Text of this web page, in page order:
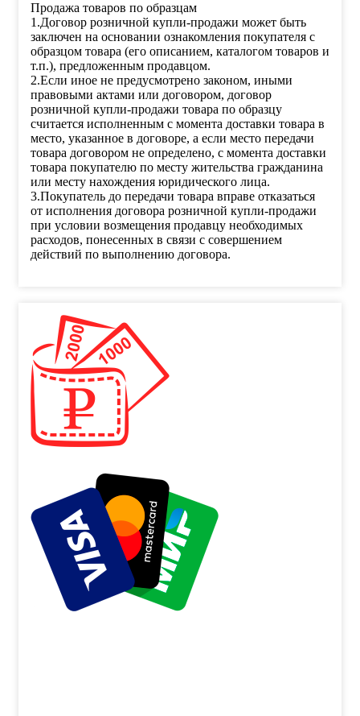
Продажа товаров по образцам
1.Договор розничной купли-продажи может быть
заключен на основании ознакомления покупателя с
образцом товара (его описанием, каталогом товаров и
т.п.), предложенным продавцом.
2.Если иное не предусмотрено законом, иными
правовыми актами или договором, договор
розничной купли-продажи товара по образцу
считается исполненным с момента доставки товара в
место, указанное в договоре, а если место передачи
товара договором не определено, с момента доставки
товара покупателю по месту жительства гражданина
или месту нахождения юридического лица.
3.Покупатель до передачи товара вправе отказаться
от исполнения договора розничной купли-продажи
при условии возмещения продавцу необходимых
расходов, понесенных в связи с совершением
действий по выполнению договора.